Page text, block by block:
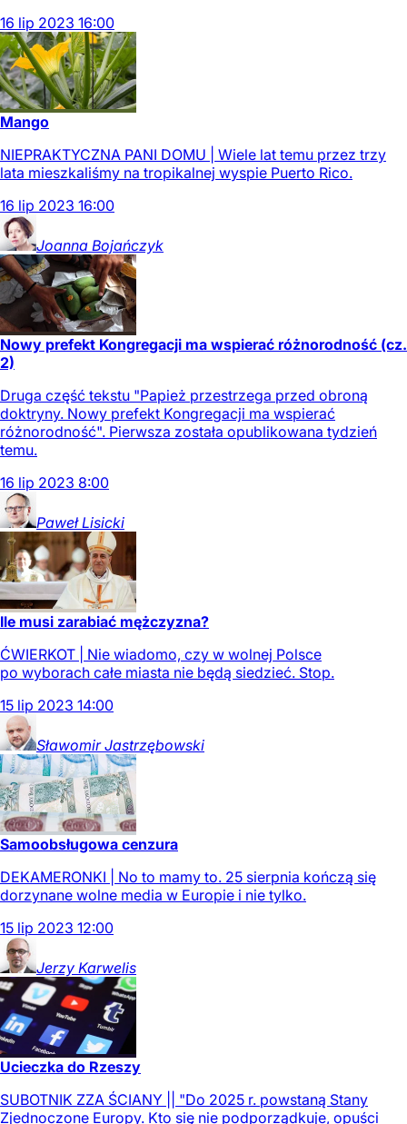
16 lip 2023 16:00
Mango
NIEPRAKTYCZNA PANI DOMU | Wiele lat temu przez trzy
lata mieszkaliśmy na tropikalnej wyspie Puerto Rico.
16 lip 2023 16:00
Joanna Bojańczyk
Nowy prefekt Kongregacji ma wspierać różnorodność (cz.
2)
Druga część tekstu "Papież przestrzega przed obroną
doktryny. Nowy prefekt Kongregacji ma wspierać
różnorodność". Pierwsza została opublikowana tydzień
temu.
16 lip 2023 8:00
Paweł Lisicki
Ile musi zarabiać mężczyzna?
ĆWIERKOT | Nie wiadomo, czy w wolnej Polsce
po wyborach całe miasta nie będą siedzieć. Stop.
15 lip 2023 14:00
Sławomir Jastrzębowski
Samoobsługowa cenzura
DEKAMERONKI | No to mamy to. 25 sierpnia kończą się
dorzynane wolne media w Europie i nie tylko.
15 lip 2023 12:00
Jerzy Karwelis
Ucieczka do Rzeszy
SUBOTNIK ZZA ŚCIANY || "Do 2025 r. powstaną Stany
Zjednoczone Europy. Kto się nie podporządkuje, opuści